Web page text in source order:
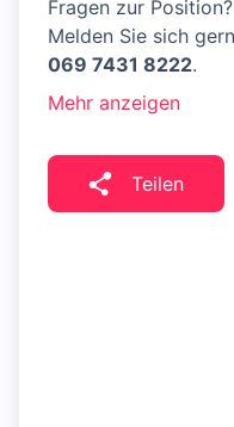
Fragen zur Position?
Melden Sie sich
069 7431 8222.
Mehr anzeigen
Teilen